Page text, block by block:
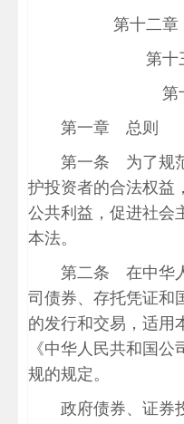
第十二
第
第
第一章 总则
第一条 为了规
护投资者的合法权益
公共利益，促进社会
本法。
第二条 在中华
司债券、存托凭证和
的发行和交易，适用
《中华人民共和国
规的规定。
政府债券、证券